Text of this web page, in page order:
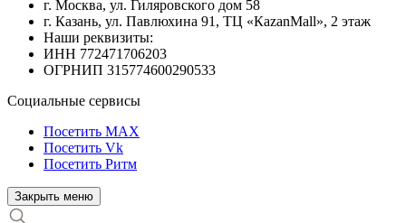
г. Москва, ул. Гиляровского дом 58
г. Казань, ул. Павлюхина 91, ТЦ «КazanMall», 2 этаж
Наши реквизиты:
ИНН 772471706203
ОГРНИП 315774600290533
Социальные сервисы
Посетить MAX
Посетить Vk
Посетить Ритм
Закрыть меню